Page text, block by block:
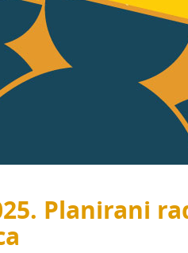
Planirani